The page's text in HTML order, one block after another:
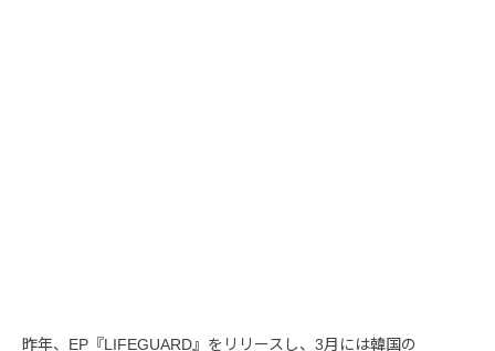
昨年、EP『LIFEGUARD』をリリースし、3月には韓国の